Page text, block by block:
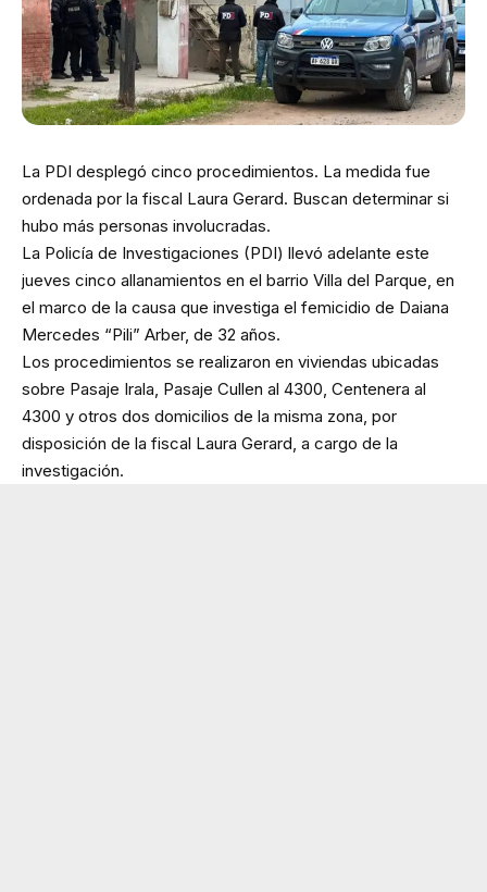
La PDI desplegó cinco procedimientos. La medida fue
ordenada por la fiscal Laura Gerard. Buscan determinar si
hubo más personas involucradas.
La Policía de Investigaciones (PDI) llevó adelante este
jueves cinco allanamientos en el barrio Villa del Parque, en
el marco de la causa que investiga el femicidio de Daiana
Mercedes “Pili” Arber, de 32 años.
Los procedimientos se realizaron en viviendas ubicadas
sobre Pasaje Irala, Pasaje Cullen al 4300, Centenera al
4300 y otros dos domicilios de la misma zona, por
disposición de la fiscal Laura Gerard, a cargo de la
investigación.